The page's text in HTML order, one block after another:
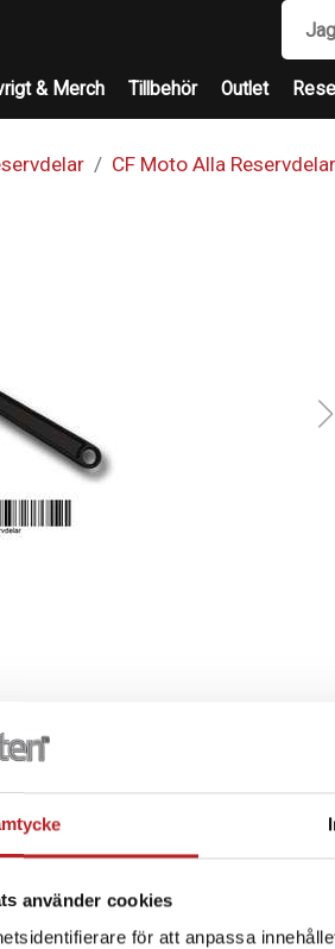
använder cookies
för att anpassa
& Merch Tillbehör Outlet
CF Moto Alla Reservdelar